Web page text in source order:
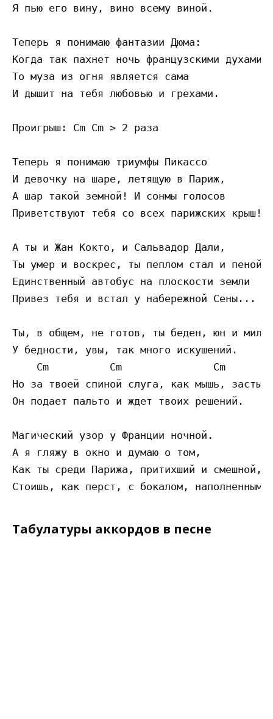
Я пью его вину, вино всему виной.
Теперь я понимаю фантазии Дюма:
Когда так пахнет ночь французскими духами,
То муза из огня является сама
И дышит на тебя любовью и грехами.
Проигрыш: Cm Cm > 2 раза
Теперь я понимаю триумфы Пикассо
И девочку на шаре, летящую в Париж,
А шар такой земной! И сонмы голосов
Приветствуют тебя со всех парижских крыш!
А ты и Жан Кокто, и Сальвадор Дали,
Ты умер и воскрес, ты пеплом стал и пеной.
Единственный автобус на плоскости земли
Привез тебя и встал у набережной Сены...
Ты, в общем, не готов, ты беден, юн и мил,
У бедности, увы, так много искушений.
Cm          Cm
Но за твоей спиной слуга, как мышь,
Он подает пальто и ждет твоих решений.
Магический узор у Франции ночной.
А я гляжу в окно и думаю о том,
Как ты среди Парижа, притихший и смешной,
Табулатуры аккордов в песне